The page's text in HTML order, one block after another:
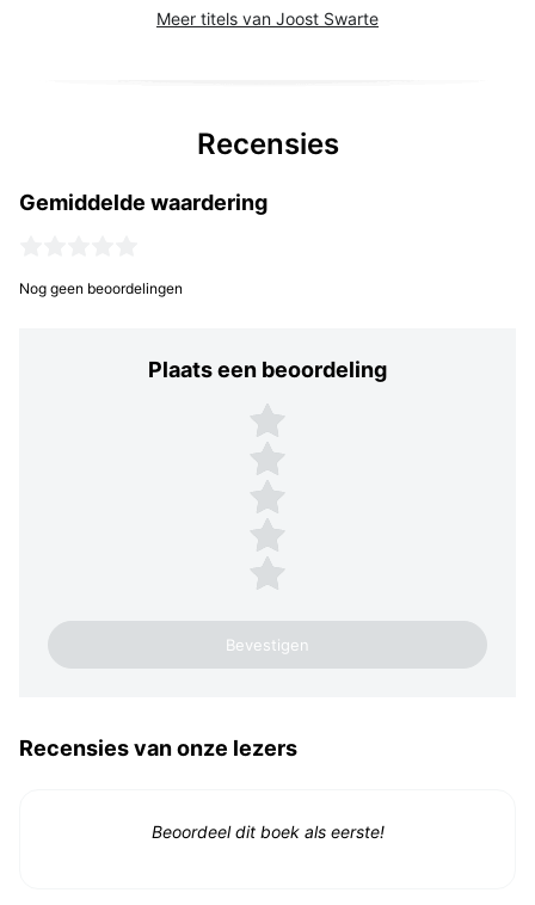
Meer titels van Joost Swarte
Recensies
Gemiddelde waardering
Nog geen beoordelingen
Plaats een beoordeling
Plaats een beoordeling
5 sterren
4 sterren
3 sterren
2 sterren
1 ster
Recensies van onze lezers
Beoordeel dit boek als eerste!